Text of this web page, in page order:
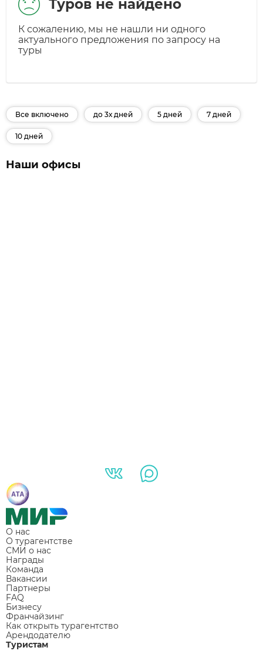
Туров не найдено
К сожалению, мы не нашли ни одного
актуального предложения по запросу на
туры
Все включено до 3х дней 5 дней 7 дней
10 дней
Наши офисы
О нас
О турагентстве
СМИ о нас
Награды
Команда
Вакансии
Партнеры
FAQ
Бизнесу
Франчайзинг
Как открыть турагентство
Арендодателю
Туристам